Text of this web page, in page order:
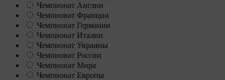
Чемпионат Англии
Чемпионат Франции
Чемпионат Германии
Чемпионат Италии
Чемпионат Украины
Чемпионат России
Чемпионат Мира
Чемпионат Европы